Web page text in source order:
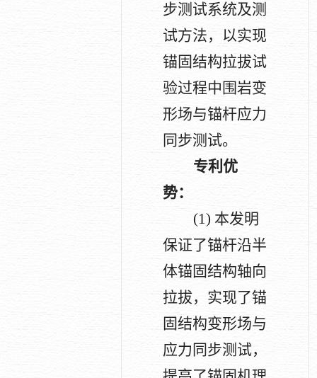
步测试系统及测
试方法，以实现
锚固结构拉拔试
验过程中围岩变
形场与锚杆应力
同步测试。
专利优
势：
(1) 本发明
保证了锚杆沿半
体锚固结构轴向
拉拔，实现了锚
固结构变形场与
应力同步测试，